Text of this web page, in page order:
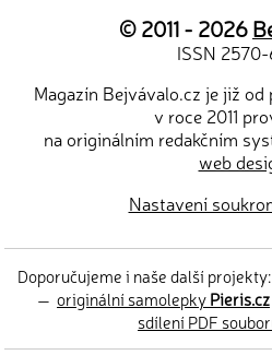
© 2011 - 2026
ISSN
Magazín Bejvávalo.cz je již
v roce 2011
na originálním redakčním
web
Nastavení
Doporučujeme i naše další projekty:
— originální samolepkyPieris.cz
sdílení PDF